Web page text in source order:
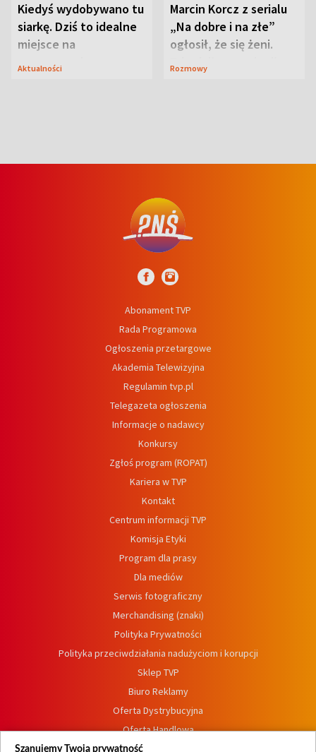
Kiedyś wydobywano tu
siarkę. Dziś to idealne
miejsce na
wypoczynek
Aktualności
Marcin Korcz z serialu
„Na dobre i na złe”
ogłosił, że się żeni.
Zdradził, co zmienił
Rozmowy
Abonament TVP
Rada Programowa
Ogłoszenia przetargowe
Akademia Telewizyjna
Regulamin tvp.pl
Telegazeta ogłoszenia
Informacje o nadawcy
Konkursy
Zgłoś program (ROPAT)
Kariera w TVP
Kontakt
Centrum informacji TVP
Komisja Etyki
Program dla prasy
Dla mediów
Serwis fotograficzny
Merchandising (znaki)
Polityka Prywatności
Polityka przeciwdziałania nadużyciom i korupcji
Sklep TVP
Biuro Reklamy
Oferta Dystrybucyjna
Oferta Handlowa
Dostępność
Szanujemy Twoją prywatność